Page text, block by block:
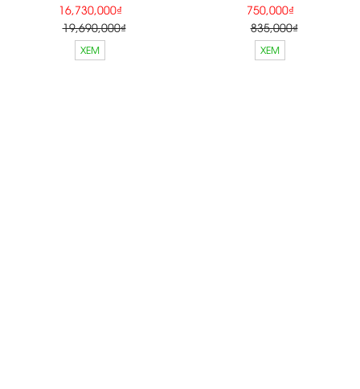
16,730,000₫
19,690,000₫
XEM
750,000₫
835,000₫
XEM